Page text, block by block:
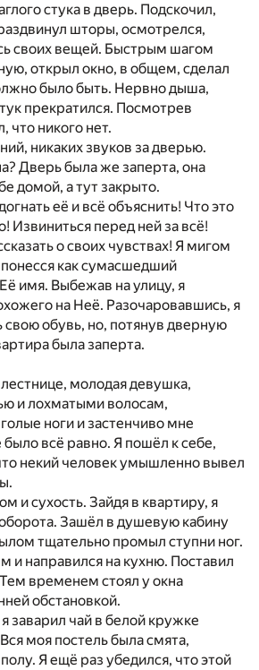
стука в дверь. Подскочил,
шторы, осмотрелся,
своих вещей. Быстрым шагом
открыл окно, в общем, сделал
было быть. Нервно дыша,
прекратился. Посмотрев
что никого нет.
никаких звуков за дверью.
Дверь была же заперта, она
домой, а тут закрыто.
её и всё объяснить! Что это
Извиниться перед ней за всё!
о своих чувствах! Я мигом
как сумасшедший
имя. Выбежав на улицу, я
на Неё. Разочаровавшись, я
свою обувь, но, потянув дверную
была заперта.
молодая девушка,
и лохматыми волосам,
ноги и застенчиво мне
всё равно. Я пошёл к себе,
некий человек умышленно вывел
и сухость. Зайдя в квартиру, я
Зашёл в душевую кабину
тщательно промыл ступни ног.
и направился на кухню. Поставил
временем стоял у окна
обстановкой.
заварил чай в белой кружке
моя постель была смята,
Я ещё раз убедился, что этой